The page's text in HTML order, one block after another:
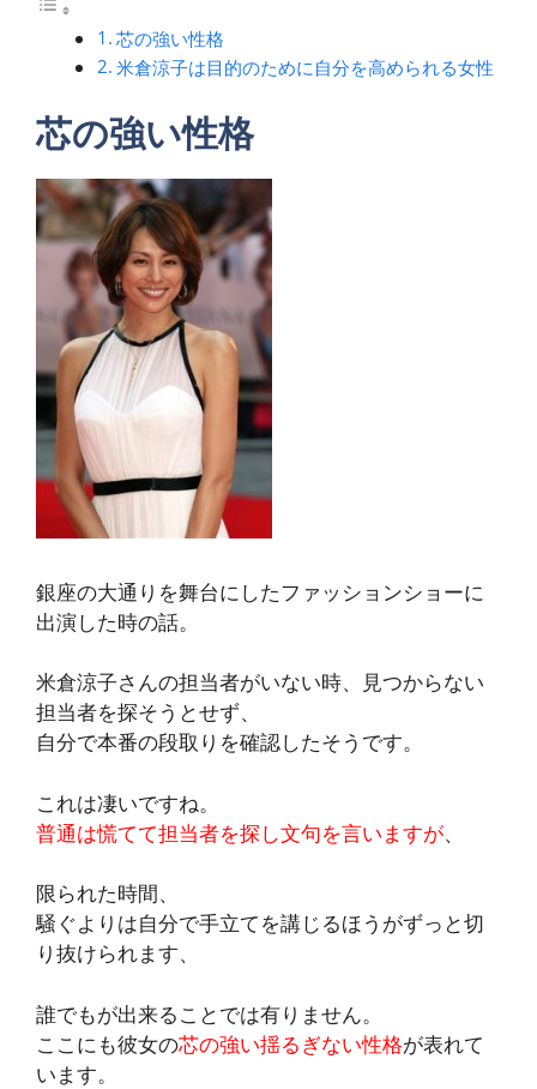
芯の強い性格
米倉涼子は目的のために自分を高められる女性
芯の強い性格
銀座の大通りを舞台にしたファッションショーに
出演した時の話。
米倉涼子さんの担当者がいない時、見つからない
担当者を探そうとせず、
自分で本番の段取りを確認したそうです。
これは凄いですね。
普通は慌てて担当者を探し文句を言いますが、
限られた時間、
騒ぐよりは自分で手立てを講じるほうがずっと切
り抜けられます、
誰でもが出来ることでは有りません。
ここにも彼女の芯の強い揺るぎない性格が表れて
います。